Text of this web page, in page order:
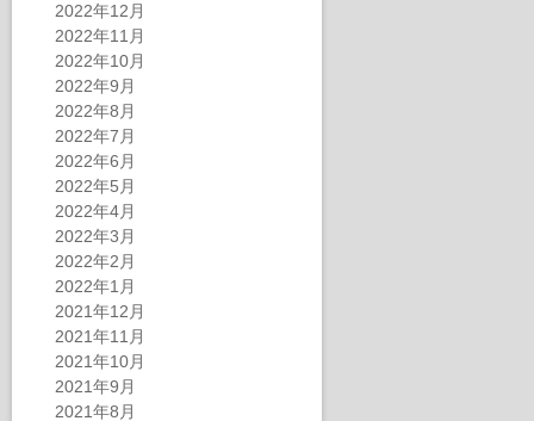
2022年12月
2022年11月
2022年10月
2022年9月
2022年8月
2022年7月
2022年6月
2022年5月
2022年4月
2022年3月
2022年2月
2022年1月
2021年12月
2021年11月
2021年10月
2021年9月
2021年8月